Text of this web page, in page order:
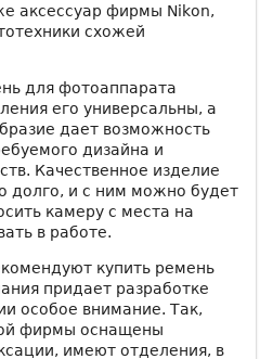
аксессуар фирмы Nikon,
схожей
для фотоаппарата
его универсальны, а
дает возможность
дизайна и
Качественное изделие
долго, и с ним можно будет
камеру с места на
в работе.
купить ремень
придает разработке
особое внимание. Так,
фирмы оснащены
имеют отделения, в